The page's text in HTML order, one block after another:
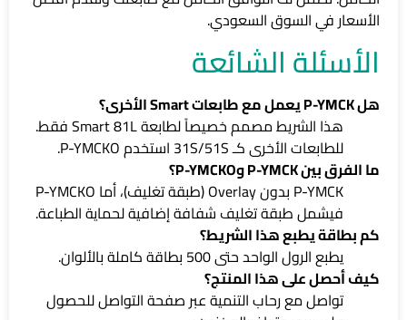
الأسعار في السوق السعودي.
الأسئلة الشائعة
هل P-YMCK يعمل مع طابعات Smart الأخرى؟
هذا الشريط مصمم خصيصاً لطابعة Smart 81L فقط.
للطابعات الأخرى كـ 31S/51S استخدم P-YMCKO.
ما الفرق بين P-YMCK وP-YMCKO؟
P-YMCK بدون Overlay (طبقة تغليف)، أما P-YMCKO
فيشمل طبقة تغليف شفافة إضافية لحماية الطباعة.
كم بطاقة يطبع هذا الشريط؟
يطبع الرول الواحد حتى 500 بطاقة كاملة بالألوان.
كيف أحصل على هذا المنتج؟
تواصل مع رحاب التنمية عبر صفحة التواصل للحصول